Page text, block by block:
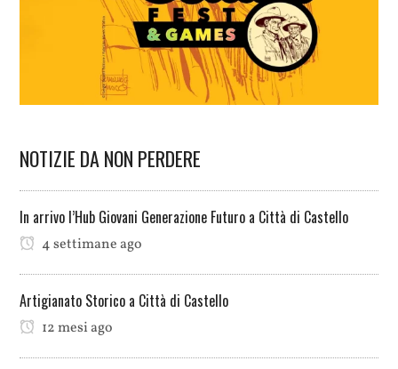
NOTIZIE DA NON PERDERE
In arrivo l’Hub Giovani Generazione Futuro a Città di Castello
4 settimane ago
Artigianato Storico a Città di Castello
12 mesi ago